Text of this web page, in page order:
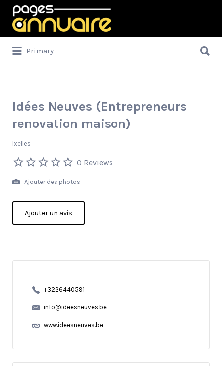
Rechercher:
Primary
Idées Neuves (Entrepreneurs
renovation maison)
Ixelles
0 Reviews
Ajouter des photos
Ajouter un avis
+3226440591
info@ideesneuves.be
www.ideesneuves.be